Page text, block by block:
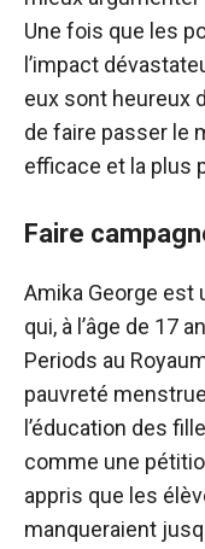
Une fois que les
l’impact
eux sont heureux
de faire passer le
efficace et la plus
Faire
Amika George est
qui, à l’âge de 17
Periods au
pauvreté
l’éducation des
comme une
appris que les
manqueraient